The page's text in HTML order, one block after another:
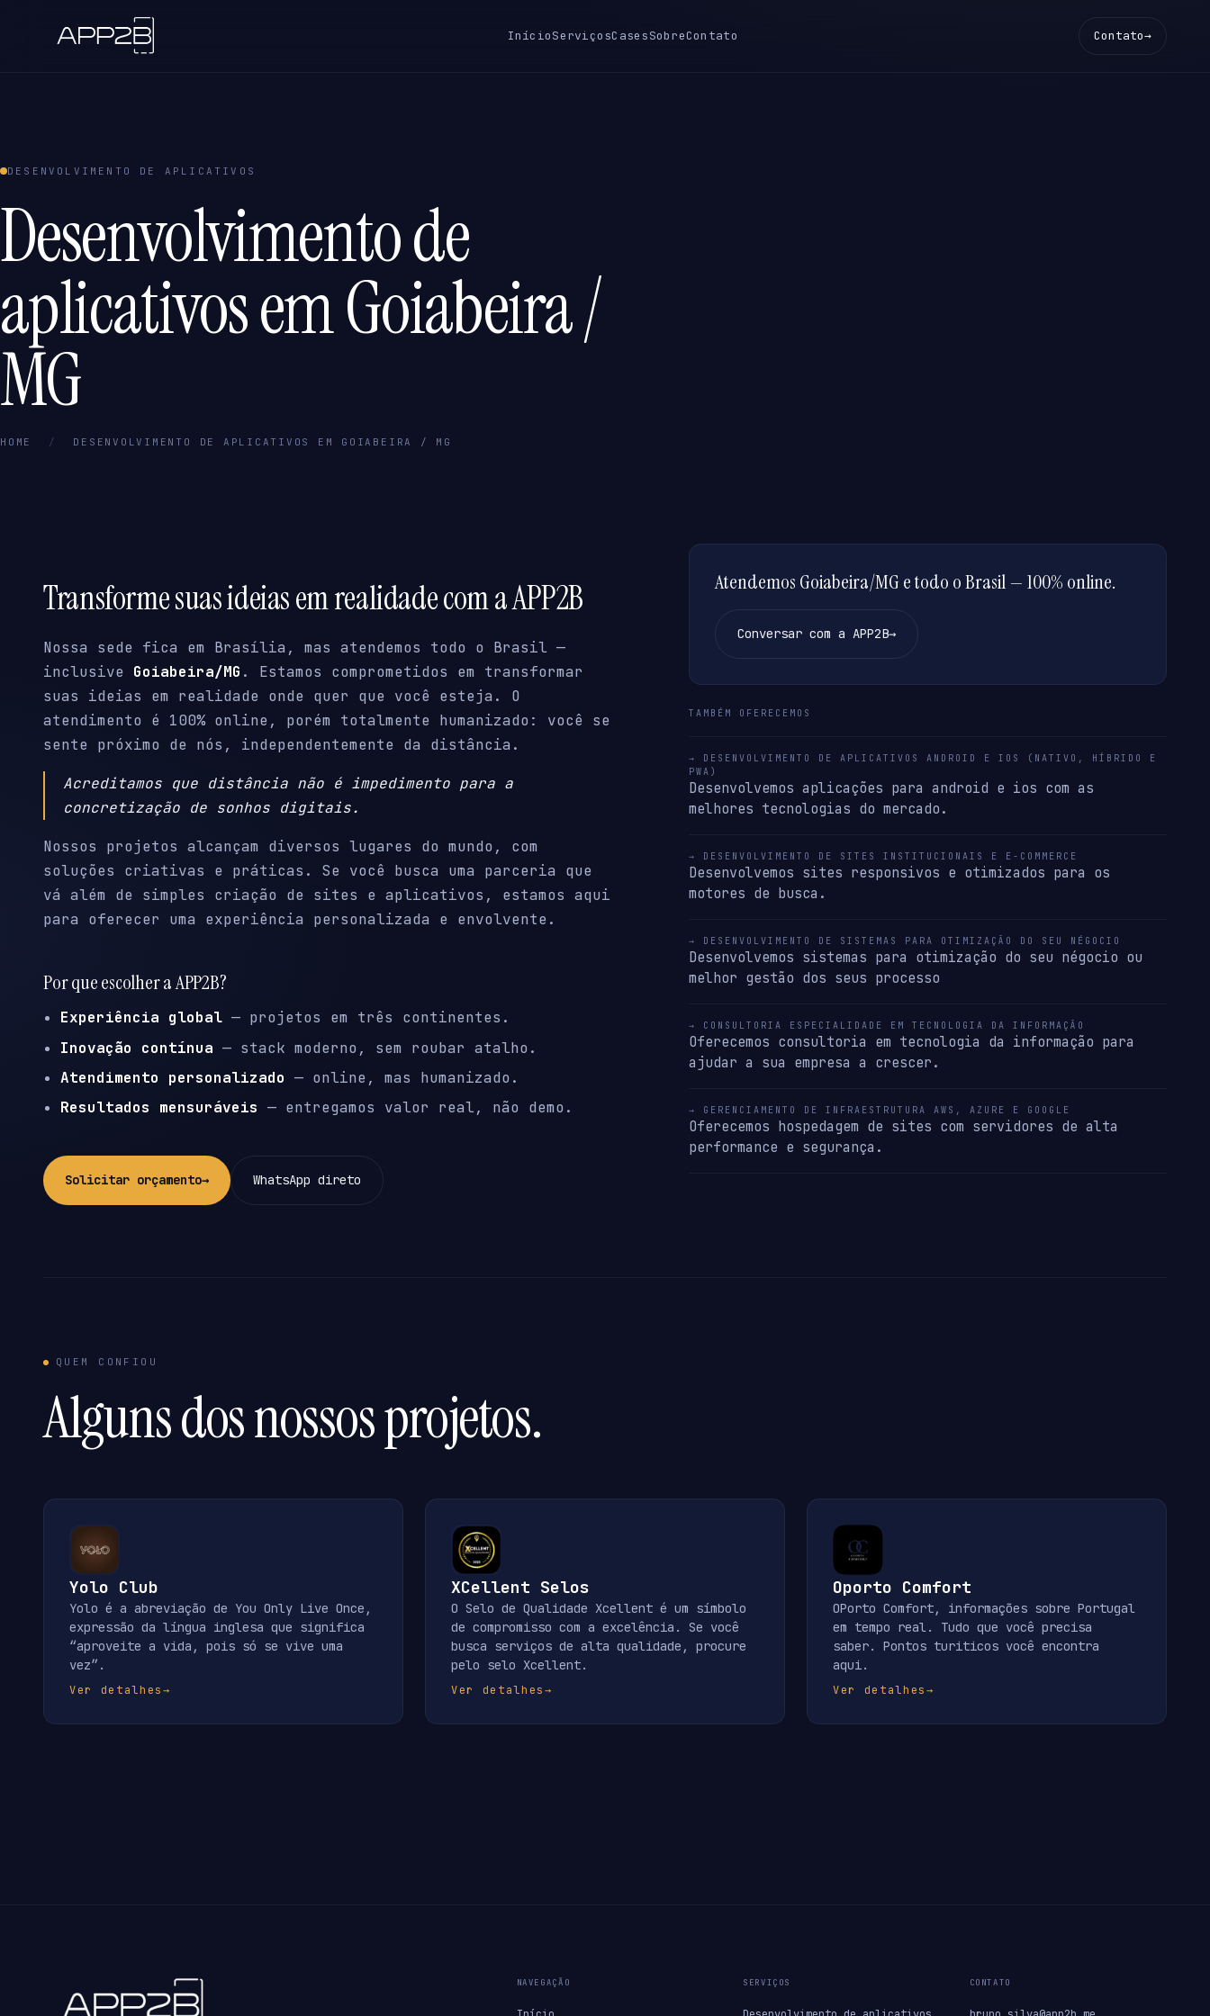
InícioServiçosCasesSobreContato Contato→
DESENVOLVIMENTO DE APLICATIVOS
Desenvolvimento de
aplicativos em Goiabeira /
MG
HOME / DESENVOLVIMENTO DE APLICATIVOS EM GOIABEIRA / MG
Transforme suas ideias em realidade com a APP2B
Nossa sede fica em Brasília, mas atendemos todo o Brasil —
inclusive Goiabeira/MG . Estamos comprometidos em transformar
suas ideias em realidade onde quer que você esteja. O
atendimento é 100% online, porém totalmente humanizado: você se
sente próximo de nós, independentemente da distância.
Acreditamos que distância não é impedimento para a
concretização de sonhos digitais.
Nossos projetos alcançam diversos lugares do mundo, com
soluções criativas e práticas. Se você busca uma parceria que
vá além de simples criação de sites e aplicativos, estamos aqui
para oferecer uma experiência personalizada e envolvente.
Por que escolher a APP2B?
Experiência global — projetos em três continentes.
Inovação contínua — stack moderno, sem roubar atalho.
Atendimento personalizado — online, mas humanizado.
Resultados mensuráveis — entregamos valor real, não demo.
Solicitar orçamento→ WhatsApp direto
Atendemos Goiabeira/MG e todo o Brasil — 100% online.
Conversar com a APP2B→
TAMBÉM OFERECEMOS
→ DESENVOLVIMENTO DE APLICATIVOS ANDROID E IOS (NATIVO, HÍBRIDO E
PWA)
Desenvolvemos aplicações para android e ios com as
melhores tecnologias do mercado.
→ DESENVOLVIMENTO DE SITES INSTITUCIONAIS E E-COMMERCE
Desenvolvemos sites responsivos e otimizados para os
motores de busca.
→ DESENVOLVIMENTO DE SISTEMAS PARA OTIMIZAÇÃO DO SEU NÉGOCIO
Desenvolvemos sistemas para otimização do seu négocio ou
melhor gestão dos seus processo
→ CONSULTORIA ESPECIALIDADE EM TECNOLOGIA DA INFORMAÇÃO
Oferecemos consultoria em tecnologia da informação para
ajudar a sua empresa a crescer.
→ GERENCIAMENTO DE INFRAESTRUTURA AWS, AZURE E GOOGLE
Oferecemos hospedagem de sites com servidores de alta
performance e segurança.
QUEM CONFIOU
Alguns dos nossos projetos.
Yolo Club
Yolo é a abreviação de You Only Live Once,
expressão da língua inglesa que significa
“aproveite a vida, pois só se vive uma
vez”.
Ver detalhes→
XCellent Selos
O Selo de Qualidade Xcellent é um símbolo
de compromisso com a excelência. Se você
busca serviços de alta qualidade, procure
pelo selo Xcellent.
Ver detalhes→
Oporto Comfort
OPorto Comfort, informações sobre Portugal
em tempo real. Tudo que você precisa
saber. Pontos turiticos você encontra
aqui.
Ver detalhes→
NAVEGAÇÃO SERVIÇOS CONTATO